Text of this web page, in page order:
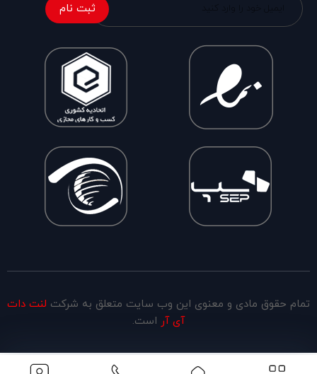
ثبت نام
تمام حقوق مادی و معنوی این وب سایت متعلق به شرکت لنت دات
آی آر است.